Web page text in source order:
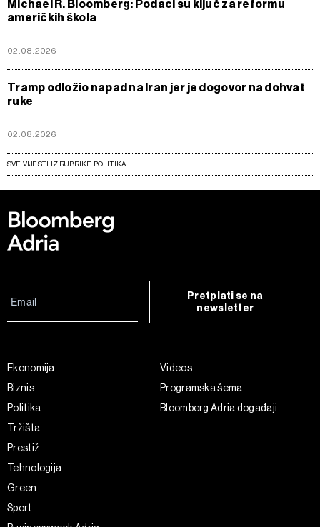
Michael R. Bloomberg: Podaci su ključ za reformu
američkih škola
02.08.2026
Tramp odložio napad na Iran jer je dogovor na dohvat
ruke
02.08.2026
SVE VIJESTI IZ RUBRIKE POLITIKA
Pretplati se na
newsletter
Ekonomija
Biznis
Politika
Tržišta
Prestiž
Tehnologija
Green
Sport
Videos
Programska šema
Bloomberg Adria događaji